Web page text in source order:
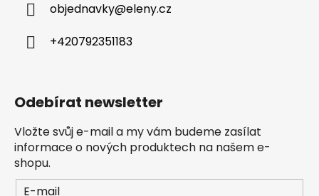
objednavky@eleny.cz
+420792351183
Odebírat newsletter
Vložte svůj e-mail a my vám budeme zasílat
informace o nových produktech na našem e-
shopu.
E-mail